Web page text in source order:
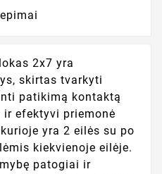
2x7 yra
skirtas tvarkyti
patikimą kontaktą
efektyvi priemonė
yra 2 eilės su po
kiekvienoje eilėje.
patogiai ir